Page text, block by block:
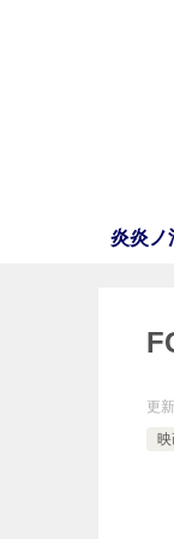
炎炎ノ
更
映